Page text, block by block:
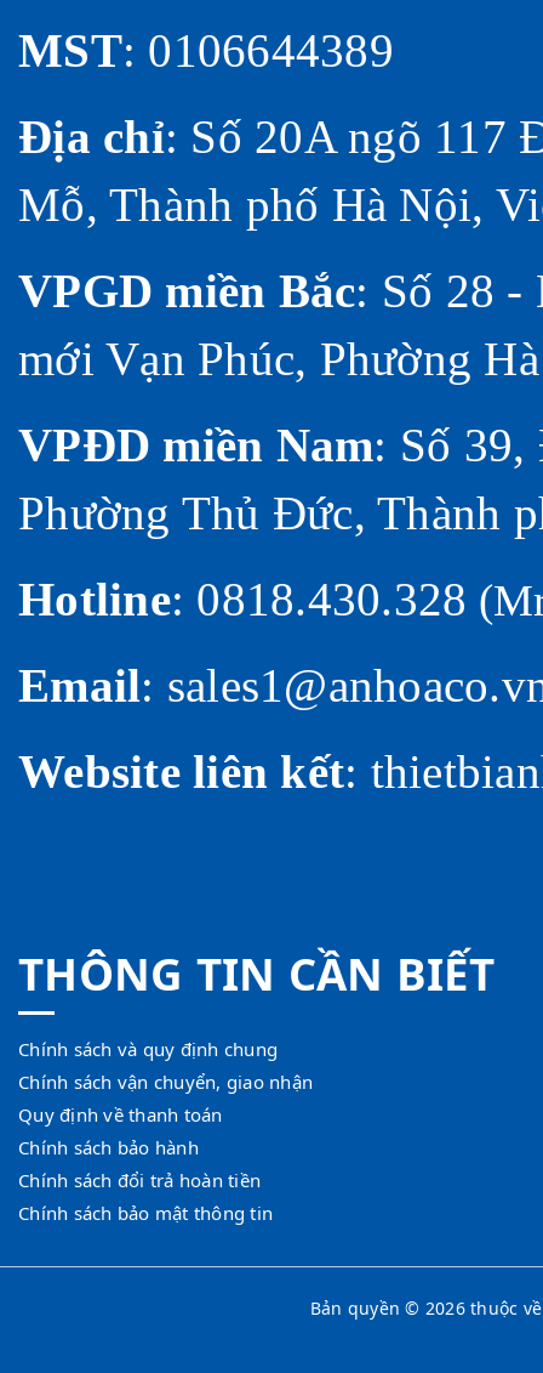
MST: 0106644389
Địa chỉ: Số 20A ngõ 117
Mỗ, Thành phố Hà Nội,
VPGD miền Bắc: Số 28
mới Vạn Phúc, Phường
VPĐD miền Nam: Số
Phường Thủ Đức, Thành
Hotline: 0818.430.328
Email:
Website liên kết:
THÔNG TIN CẦN BIẾT
Chính sách và quy định chung
Chính sách vận chuyển, giao nhận
Quy định về thanh toán
Chính sách bảo hành
Chính sách đổi trả hoàn tiền
Chính sách bảo mật thông tin
Bản quyền © 2026 thuộc